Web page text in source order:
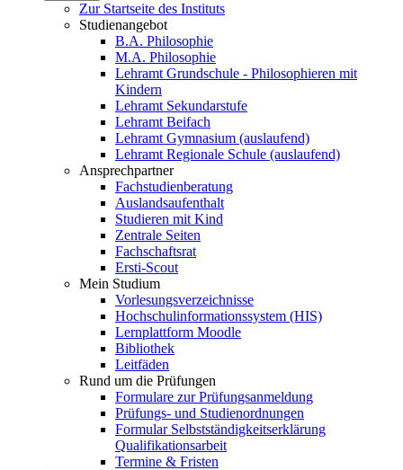
Zur Startseite des Instituts
Studienangebot
B.A. Philosophie
M.A. Philosophie
Lehramt Grundschule - Philosophieren mit
Kindern
Lehramt Sekundarstufe
Lehramt Beifach
Lehramt Gymnasium (auslaufend)
Lehramt Regionale Schule (auslaufend)
Ansprechpartner
Fachstudienberatung
Auslandsaufenthalt
Studieren mit Kind
Zentrale Seiten
Fachschaftsrat
Ersti-Scout
Mein Studium
Vorlesungsverzeichnisse
Hochschulinformationssystem (HIS)
Lernplattform Moodle
Bibliothek
Leitfäden
Rund um die Prüfungen
Formulare zur Prüfungsanmeldung
Prüfungs- und Studienordnungen
Formular Selbstständigkeitserklärung
Qualifikationsarbeit
Termine & Fristen